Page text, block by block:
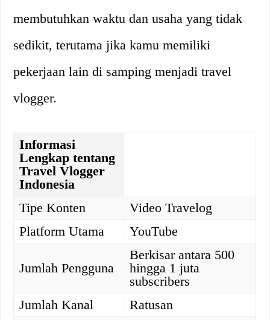
membutuhkan waktu dan usaha yang tidak
sedikit, terutama jika kamu memiliki
pekerjaan lain di samping menjadi travel
vlogger.
Informasi
Lengkap tentang
Travel Vlogger
Indonesia
Tipe Konten
Video Travelog
Platform Utama
YouTube
Jumlah Pengguna
Berkisar antara 500
hingga 1 juta
subscribers
Jumlah Kanal
Ratusan